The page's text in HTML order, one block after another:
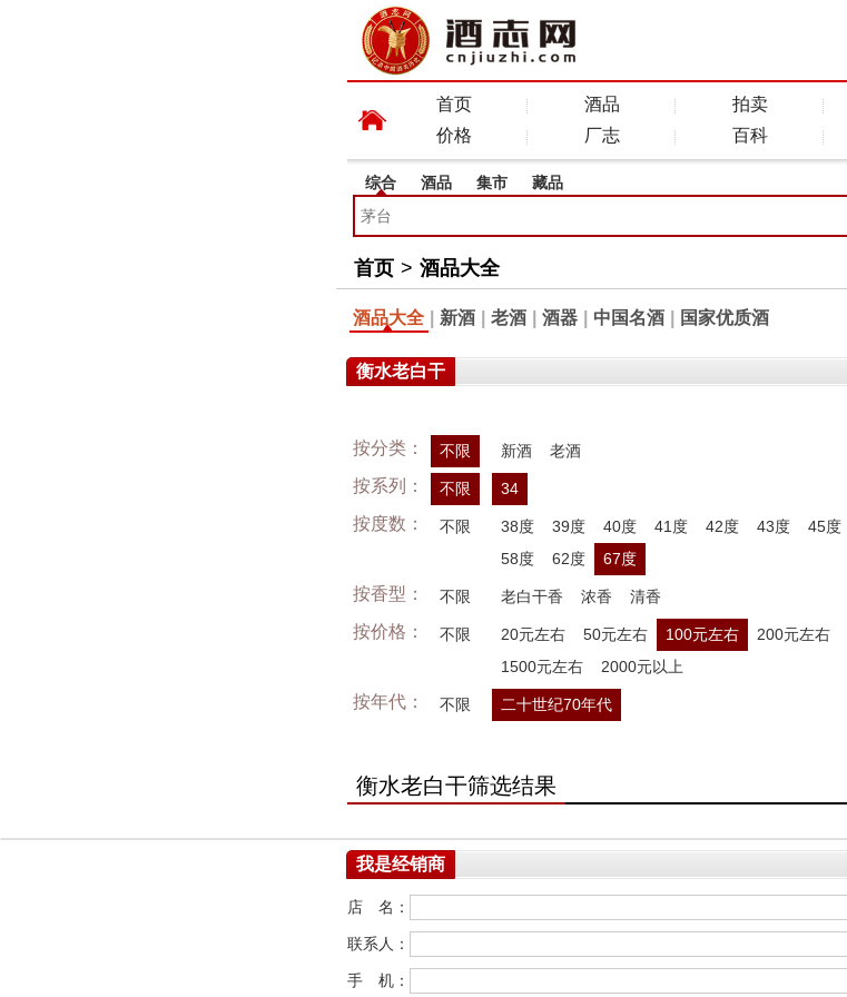
首页 酒品 拍卖
价格
厂志 百科
综合 酒品 集市 藏品
首页 > 酒品大全
酒品大全 新酒 老酒 酒器 中国名酒 国家优质酒
衡水老白干
按分类： 不限 新酒 老酒
按系列： 不限 34
按度数： 不限 38度 39度 40度 41度 42度 43度 45度
58度
62度 67度
按香型： 不限 老白干香 浓香 清香
按价格： 不限 20元左右 50元左右 100元左右 200元左右
1500元左右
2000元以上
按年代： 不限 二十世纪70年代
衡水老白干筛选结果
我是经销商
店 名：
联系人：
手 机：